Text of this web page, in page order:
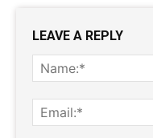
LEAVE A REPLY